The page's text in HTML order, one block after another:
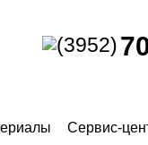
(3952)
Сервис-